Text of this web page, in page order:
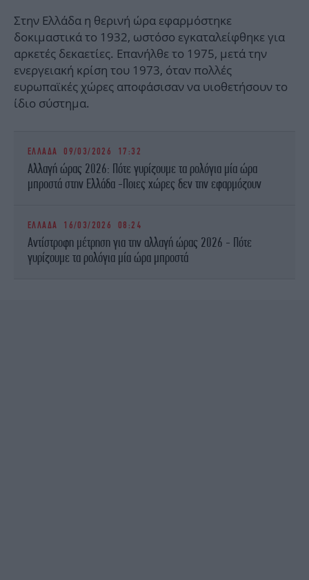
Στην Ελλάδα η θερινή ώρα εφαρμόστηκε
δοκιμαστικά το 1932, ωστόσο εγκαταλείφθηκε για
αρκετές δεκαετίες. Επανήλθε το 1975, μετά την
ενεργειακή κρίση του 1973, όταν πολλές
ευρωπαϊκές χώρες αποφάσισαν να υιοθετήσουν το
ίδιο σύστημα.
ΕΛΛΑΔΑ 09/03/2026 17:32
Αλλαγή ώρας 2026: Πότε γυρίζουμε τα ρολόγια μία ώρα
μπροστά στην Ελλάδα -Ποιες χώρες δεν την εφαρμόζουν
ΕΛΛΑΔΑ 16/03/2026 08:24
Αντίστροφη μέτρηση για την αλλαγή ώρας 2026 - Πότε
γυρίζουμε τα ρολόγια μία ώρα μπροστά